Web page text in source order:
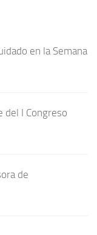
en la Semana
del I Congreso
de